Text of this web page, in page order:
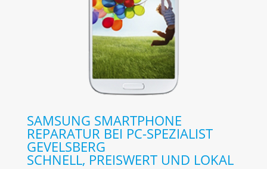
SAMSUNG SMARTPHONE
REPARATUR BEI PC-SPEZIALIST
GEVELSBERG
SCHNELL, PREISWERT UND LOKAL